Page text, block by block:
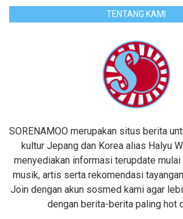
TENTANG KAMI
SORENAMOO merupakan situs berita
kultur Jepang dan Korea alias Halyu
menyediakan informasi terupdate
musik, artis serta rekomendasi
Join dengan akun sosmed kami agar
dengan berita-berita paling hot